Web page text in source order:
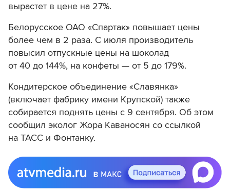
вырастет в цене на 27%.
Белорусское ОАО «Спартак» повышает цены
более чем в 2 раза. С июля производитель
повысил отпускные цены на шоколад
от 40 до 144%, на конфеты — от 5 до 179%.
Кондитерское объединение «Славянка»
(включает фабрику имени Крупской) также
собирается поднять цены с 9 сентября. Об этом
сообщил эколог Жора Каваносян со ссылкой
на ТАСС и Фонтанку.